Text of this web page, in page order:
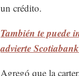
un crédito.
También te puede
advierte Scotiabank
Agregó que la